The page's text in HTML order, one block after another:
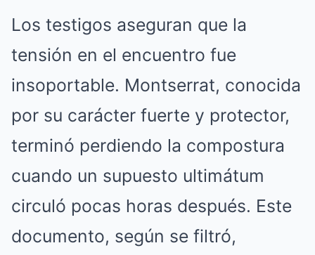
Los testigos aseguran que la
tensión en el encuentro fue
insoportable. Montserrat, conocida
por su carácter fuerte y protector,
terminó perdiendo la compostura
cuando un supuesto ultimátum
circuló pocas horas después. Este
documento, según se filtró,